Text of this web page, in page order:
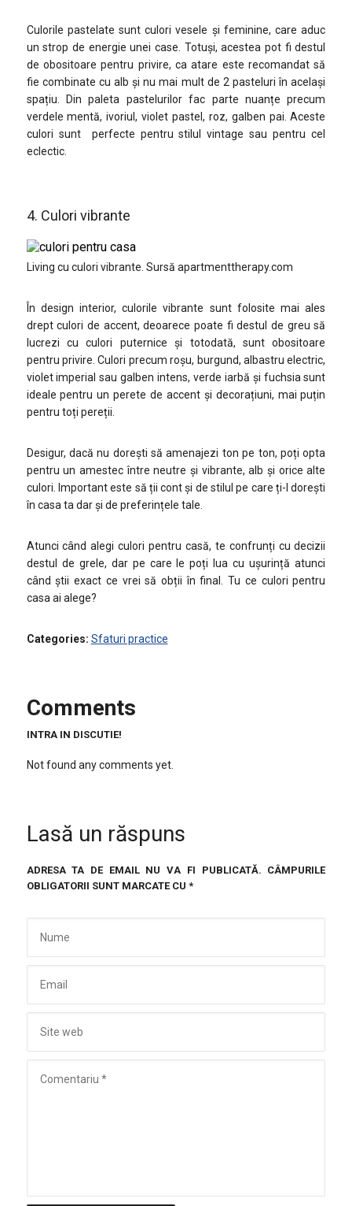
Culorile pastelate sunt culori vesele și feminine, care aduc
un strop de energie unei case. Totuși, acestea pot fi destul
de obositoare pentru privire, ca atare este recomandat să
fie combinate cu alb și nu mai mult de 2 pasteluri în același
spațiu. Din paleta pastelurilor fac parte nuanțe precum
verdele mentă, ivoriul, violet pastel, roz, galben pai. Aceste
culori sunt perfecte pentru stilul vintage sau pentru cel
eclectic.
4. Culori vibrante
Living cu culori vibrante. Sursă apartmenttherapy.com
În design interior, culorile vibrante sunt folosite mai ales
drept culori de accent, deoarece poate fi destul de greu să
lucrezi cu culori puternice și totodată, sunt obositoare
pentru privire. Culori precum roșu, burgund, albastru electric,
violet imperial sau galben intens, verde iarbă și fuchsia sunt
ideale pentru un perete de accent și decorațiuni, mai puțin
pentru toți pereții.
Desigur, dacă nu dorești să amenajezi ton pe ton, poți opta
pentru un amestec între neutre și vibrante, alb și orice alte
culori. Important este să ții cont și de stilul pe care ți-l dorești
în casa ta dar și de preferințele tale.
Atunci când alegi culori pentru casă, te confrunți cu decizii
destul de grele, dar pe care le poți lua cu ușurință atunci
când știi exact ce vrei să obții în final. Tu ce culori pentru
casa ai alege?
Categories: Sfaturi practice
Comments
INTRA IN DISCUTIE!
Not found any comments yet.
Lasă un răspuns
ADRESA TA DE EMAIL NU VA FI PUBLICATĂ. CÂMPURILE
OBLIGATORII SUNT MARCATE CU *